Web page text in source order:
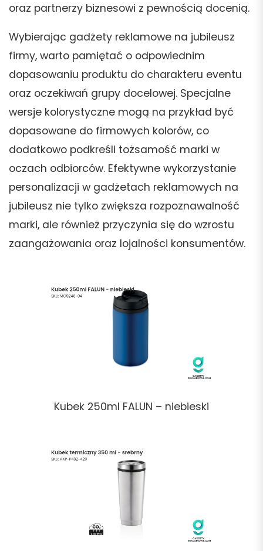
oraz partnerzy biznesowi z pewnością docenią.
Wybierając gadżety reklamowe na jubileusz
firmy, warto pamiętać o odpowiednim
dopasowaniu produktu do charakteru eventu
oraz oczekiwań grupy docelowej. Specjalne
wersje kolorystyczne mogą na przykład być
dopasowane do firmowych kolorów, co
dodatkowo podkreśli tożsamość marki w
oczach odbiorców. Efektywne wykorzystanie
personalizacji w gadżetach reklamowych na
jubileusz nie tylko zwiększa rozpoznawalność
marki, ale również przyczynia się do wzrostu
zaangażowania oraz lojalności konsumentów.
Kubek 250ml FALUN – niebieski